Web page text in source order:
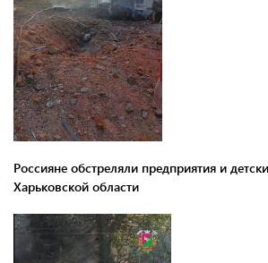
Россияне обстреляли предприятия и
Харьковской области